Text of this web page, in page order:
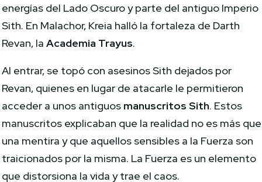
energías del Lado Oscuro y parte del antiguo Imperio
Sith. En Malachor, Kreia halló la fortaleza de Darth
Revan, laAcademia Trayus.
Al entrar, se topó con asesinos Sith dejados por
Revan, quienes en lugar de atacarle le permitieron
acceder a unos antiguos manuscritos Sith. Estos
manuscritos explicaban que la realidad no es más que
una mentira y que aquellos sensibles a la Fuerza son
traicionados por la misma. La Fuerza es un elemento
que distorsiona la vida y trae el caos.